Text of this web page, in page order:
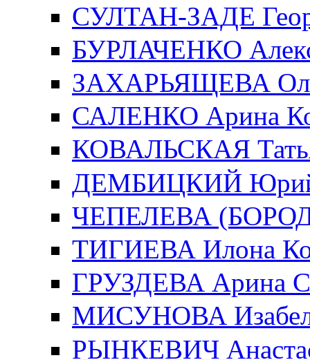
СУЛТАН-ЗАДЕ
БУРЛАЧЕНКО
ЗАХАРЬЯЩЕВА
САЛЕНКО Арина
КОВАЛЬСКАЯ
ДЕМБИЦКИЙ Юрий
ЧЕПЕЛЕВА
ТИГИЕВА Илона
ГРУЗДЕВА Арина
МИСУНОВА
РЫНКЕВИЧ